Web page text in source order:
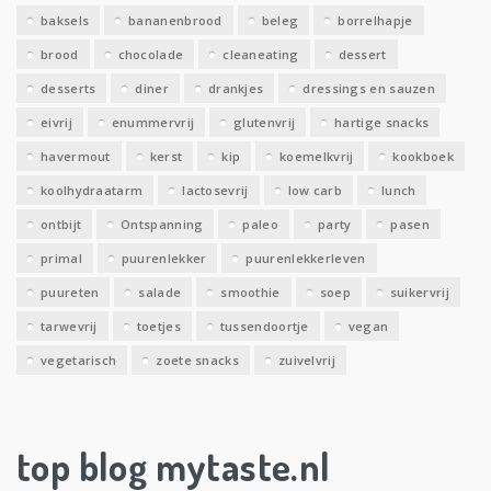
baksels bananenbrood beleg borrelhapje
brood chocolade cleaneating dessert
desserts diner drankjes dressings en sauzen
eivrij enummervrij glutenvrij hartige snacks
havermout kerst kip koemelkvrij kookboek
koolhydraatarm lactosevrij low carb lunch
ontbijt Ontspanning paleo party pasen
primal puurenlekker puurenlekkerleven
puureten salade smoothie soep suikervrij
tarwevrij toetjes tussendoortje vegan
vegetarisch zoete snacks zuivelvrij
top blog mytaste.nl